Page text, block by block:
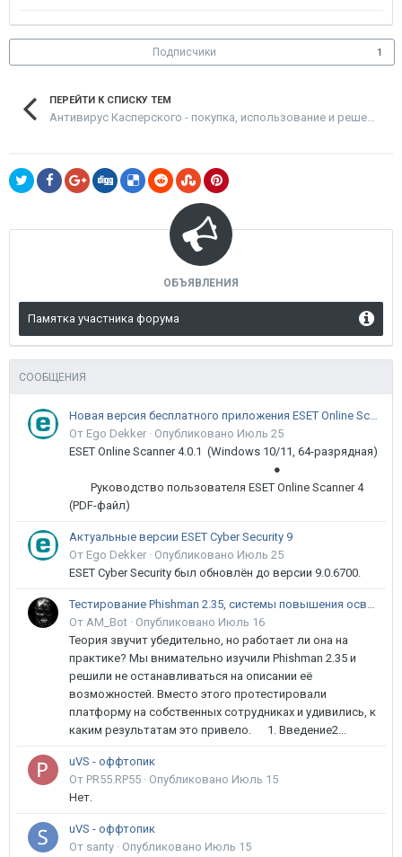
Подписчики 1
ПЕРЕЙТИ К СПИСКУ ТЕМ
ОБЪЯВЛЕНИЯ
Памятка участника форума
СООБЩЕНИЯ
Новая версия бесплатного приложения ESET Online Scanner доступна пользователям
От Ego Dekker · Опубликовано Июль 25
ESET Online Scanner 4.0.1 (Windows 10/11, 64-разрядная)
●
Руководство пользователя ESET Online Scanner 4
(PDF-файл)
Актуальные версии ESET Cyber Security 9
От Ego Dekker · Опубликовано Июль 25
ESET Cyber Security был обновлён до версии 9.0.6700.
Тестирование Phishman 2.35, системы повышения осведомлённости пользователей в сфере ИБ
От AM_Bot · Опубликовано Июль 16
Теория звучит убедительно, но работает ли она на
практике? Мы внимательно изучили Phishman 2.35 и
решили не останавливаться на описании её
возможностей. Вместо этого протестировали
платформу на собственных сотрудниках и удивились, к
каким результатам это привело. 1. Введение2...
uVS - оффтопик
От PR55.RP55 · Опубликовано Июль 15
Нет.
uVS - оффтопик
От santy · Опубликовано Июль 15